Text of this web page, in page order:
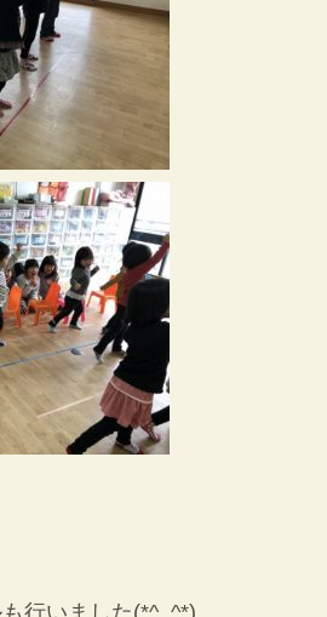
行いました(*^_^*)